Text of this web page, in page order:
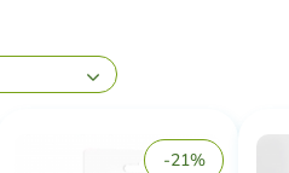
-21%